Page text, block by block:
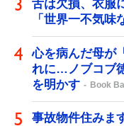
舌は欠損、衣服
「世界一不気味
心を病んだ母が
れに…ノブコブ
を明かす
Book
事故物件住みま